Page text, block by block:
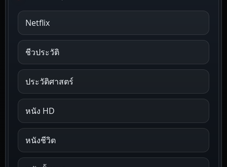
Netflix
ชีวประวัติ
ประวัติศาสตร์
หนัง HD
หนังชีวิต